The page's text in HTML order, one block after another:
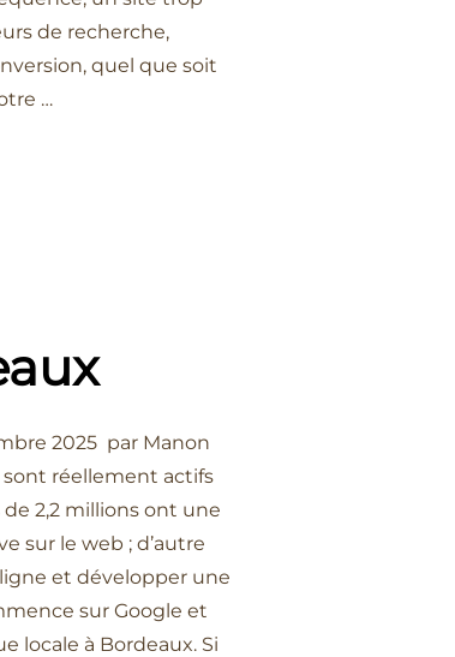
de recherche,
quel que soit
…
2025 par Manon
sont réellement actifs
2,2 millions ont une
sur le web ; d’autre
et développer une
sur Google et
locale à Bordeaux. Si